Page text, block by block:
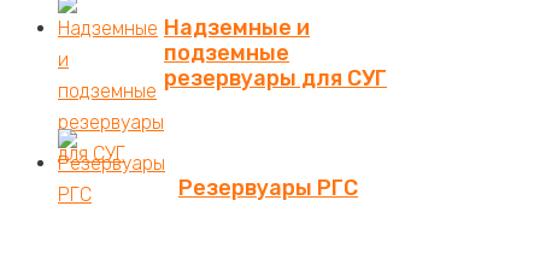
Надземные и
подземные
резервуары для СУГ
Резервуары РГС